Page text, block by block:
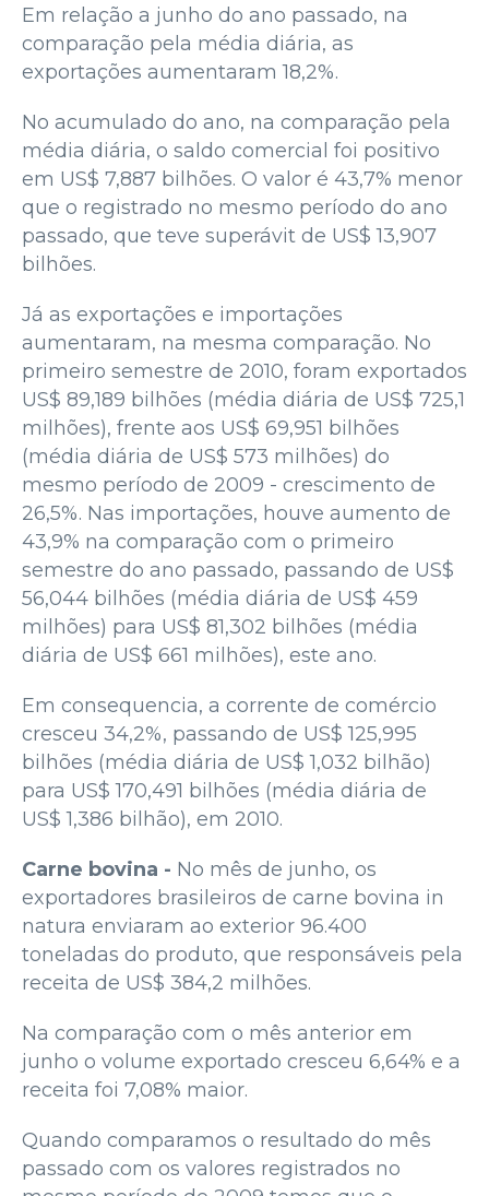
Em relação a junho do ano passado, na
comparação pela média diária, as
exportações aumentaram 18,2%.
No acumulado do ano, na comparação pela
média diária, o saldo comercial foi positivo
em US$ 7,887 bilhões. O valor é 43,7% menor
que o registrado no mesmo período do ano
passado, que teve superávit de US$ 13,907
bilhões.
Já as exportações e importações
aumentaram, na mesma comparação. No
primeiro semestre de 2010, foram exportados
US$ 89,189 bilhões (média diária de US$ 725,1
milhões), frente aos US$ 69,951 bilhões
(média diária de US$ 573 milhões) do
mesmo período de 2009 - crescimento de
26,5%. Nas importações, houve aumento de
43,9% na comparação com o primeiro
semestre do ano passado, passando de US$
56,044 bilhões (média diária de US$ 459
milhões) para US$ 81,302 bilhões (média
diária de US$ 661 milhões), este ano.
Em consequencia, a corrente de comércio
cresceu 34,2%, passando de US$ 125,995
bilhões (média diária de US$ 1,032 bilhão)
para US$ 170,491 bilhões (média diária de
US$ 1,386 bilhão), em 2010.
Carne bovina - No mês de junho, os
exportadores brasileiros de carne bovina in
natura enviaram ao exterior 96.400
toneladas do produto, que responsáveis pela
receita de US$ 384,2 milhões.
Na comparação com o mês anterior em
junho o volume exportado cresceu 6,64% e a
receita foi 7,08% maior.
Quando comparamos o resultado do mês
passado com os valores registrados no